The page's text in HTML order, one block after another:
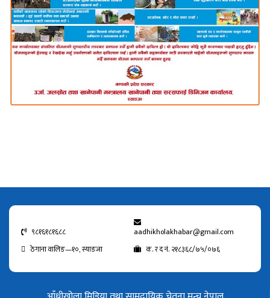
९८१६१८१६८८
aadhikholakhabar@gmail.com
ठेगाना वालिङ—१०, स्याङजा
क. र द नं. २१८३६८/७५/०७६